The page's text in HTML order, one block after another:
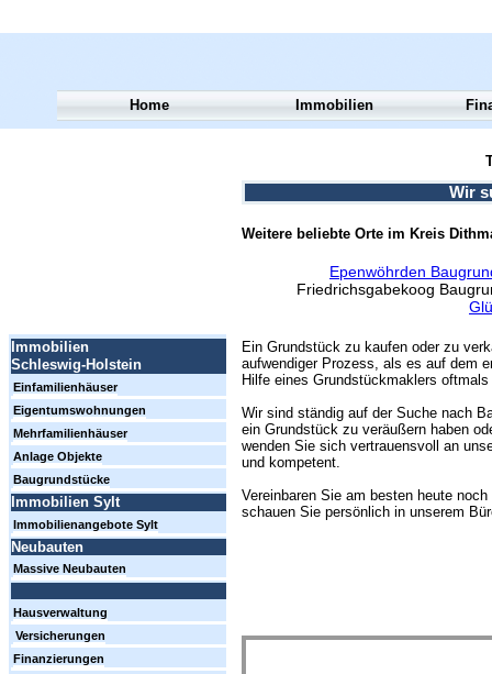
Wir
Weitere beliebte Orte im Kreis
Epenwöhrden
Friedrichsgabekoog
Ein Grundstück zu kaufen oder zu
aufwendiger Prozess, als es auf dem
Hilfe eines Grundstückmaklers
Wir sind ständig auf der Suche nach
ein Grundstück zu veräußern haben
wenden Sie sich vertrauensvoll an
und kompetent.
Vereinbaren Sie am besten heute
schauen Sie persönlich in unserem
Home Immobilien
Immobilien
Schleswig-Holstein
Einfamilienhäuser
Eigentumswohnungen
Mehrfamilienhäuser
Anlage Objekte
Baugrundstücke
Immobilien Sylt
Immobilienangebote Sylt
Neubauten
Massive Neubauten
Hausverwaltung
Versicherungen
Finanzierungen